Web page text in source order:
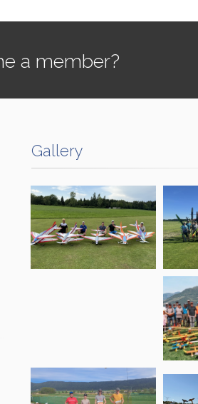
a member?
Gallery